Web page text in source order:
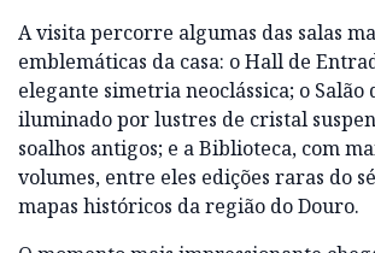
A visita percorre algumas das salas
emblemáticas da casa: o Hall de
elegante simetria neoclássica; o Salão
iluminado por lustres de cristal
soalhos antigos; e a Biblioteca, com
volumes, entre eles edições raras do
mapas históricos da região do Douro.